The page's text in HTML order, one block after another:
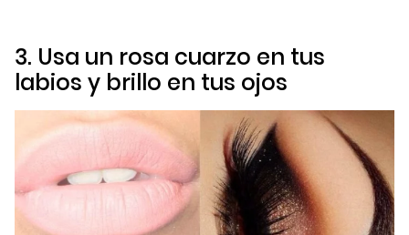
3. Usa un rosa cuarzo en tus
labios y brillo en tus ojos